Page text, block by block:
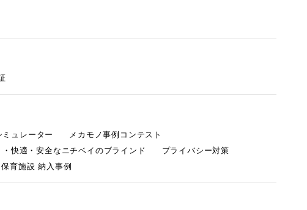
ュレーター
メカモノ事例コンテスト
・快適・安全なニチベイのブラインド
プライバシー対策
保育施設 納入事例